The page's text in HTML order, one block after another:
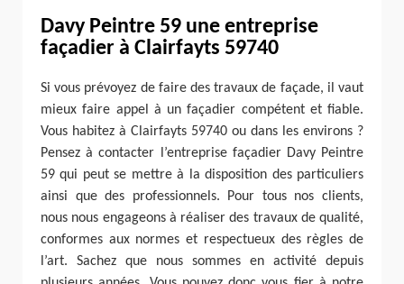
Davy Peintre 59 une entreprise
façadier à Clairfayts 59740
Si vous prévoyez de faire des travaux de façade, il vaut
mieux faire appel à un façadier compétent et fiable.
Vous habitez à Clairfayts 59740 ou dans les environs ?
Pensez à contacter l’entreprise façadier Davy Peintre
59 qui peut se mettre à la disposition des particuliers
ainsi que des professionnels. Pour tous nos clients,
nous nous engageons à réaliser des travaux de qualité,
conformes aux normes et respectueux des règles de
l’art. Sachez que nous sommes en activité depuis